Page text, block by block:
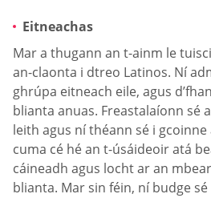
Eitneachas
Mar a thugann an t-ainm le
an-claonta i dtreo Latinos. Ní
ghrúpa eitneach eile, agus
blianta anuas. Freastalaíonn sé
leith agus ní théann sé i
cuma cé hé an t-úsáideoir atá
cáineadh agus locht ar an
blianta. Mar sin féin, ní budge